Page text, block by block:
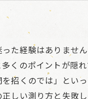
た経験はありませ
くのポイントが隠
招くのでは」とい
しい測り方と失敗